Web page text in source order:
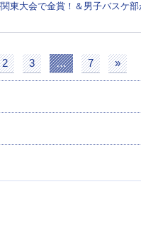
東大会で金賞！＆男子バスケ
2 3 … 7 »